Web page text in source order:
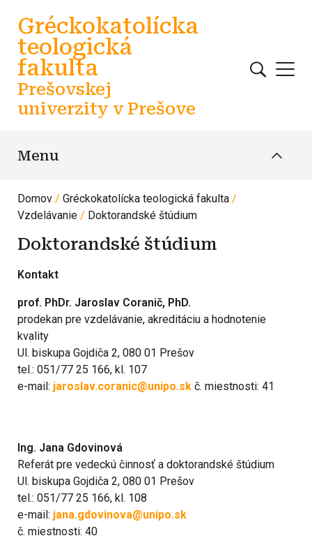
Gréckokatolícka
teologická
fakulta
Prešovskej
univerzity v Prešove
Menu
Domov
Gréckokatolícka teologická fakulta
Vzdelávanie
Doktorandské štúdium
Doktorandské štúdium
Kontakt
prof. PhDr. Jaroslav Coranič, PhD.
prodekan pre vzdelávanie, akreditáciu a hodnotenie
kvality
Ul. biskupa Gojdiča 2, 080 01 Prešov
tel.: 051/77 25 166, kl. 107
e-mail: jaroslav.coranic@unipo.sk č. miestnosti: 41
Ing. Jana Gdovinová
Referát pre vedeckú činnosť a doktorandské štúdium
Ul. biskupa Gojdiča 2, 080 01 Prešov
tel.: 051/77 25 166, kl. 108
e-mail: jana.gdovinova@unipo.sk
č. miestnosti: 40